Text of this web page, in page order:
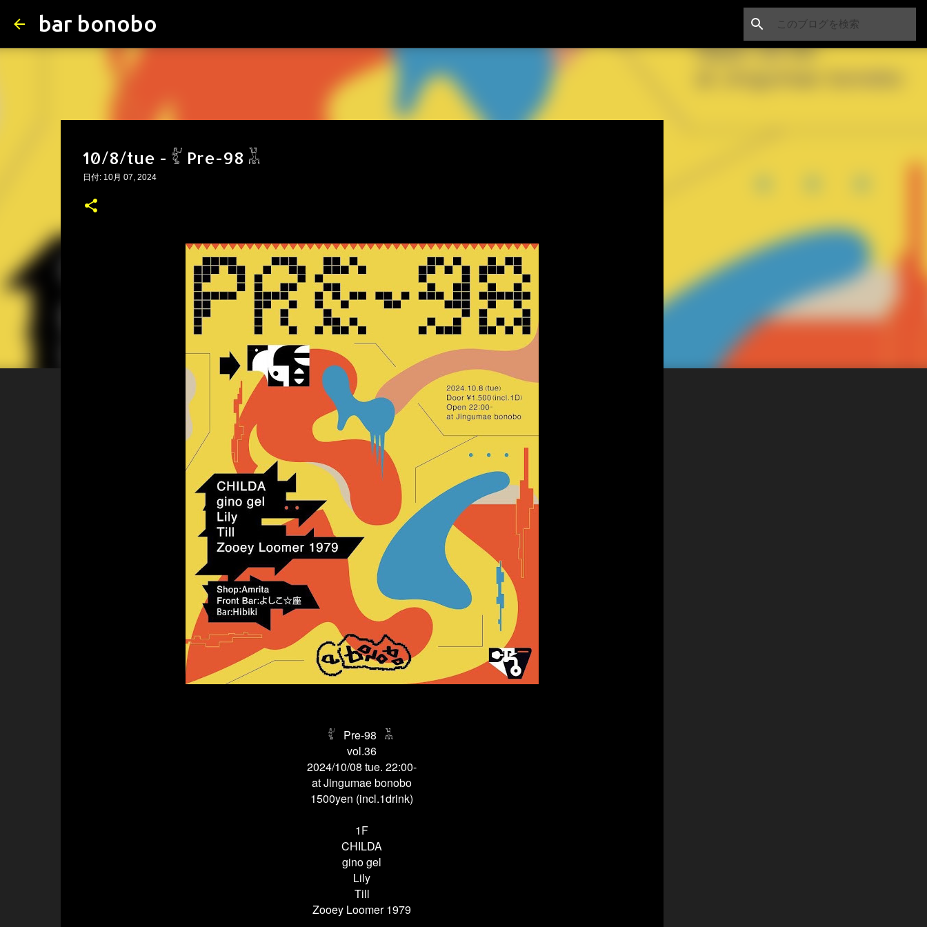
bar bonobo
10/8/tue - 𓀤 Pre-98 𓀡
日付: 10月 07, 2024
𓀤 Pre-98 𓀡
vol.36
2024/10/08 tue. 22:00-
at Jingumae bonobo
1500yen (incl.1drink)
1F
CHILDA
gino gel
Lily
Till
Zooey Loomer 1979